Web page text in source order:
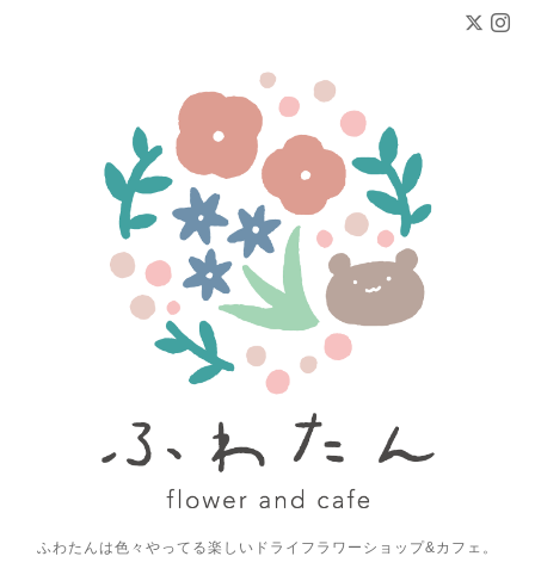
ふわたんは色々やってる楽しいドライフラワーショップ&カフェ。